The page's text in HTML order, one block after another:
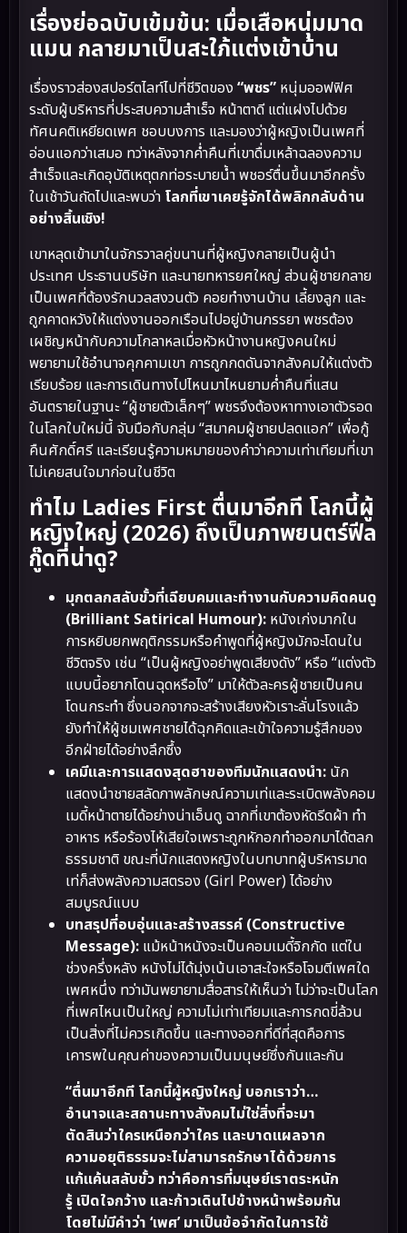
เรื่องย่อฉบับเข้มข้น: เมื่อเสือหนุ่มมาด
แมน กลายมาเป็นสะใภ้แต่งเข้าบ้าน
เรื่องราวส่องสปอร์ตไลท์ไปที่ชีวิตของ “พชร” หนุ่มออฟฟิศ
ระดับผู้บริหารที่ประสบความสำเร็จ หน้าตาดี แต่แฝงไปด้วย
ทัศนคติเหยียดเพศ ชอบบงการ และมองว่าผู้หญิงเป็นเพศที่
อ่อนแอกว่าเสมอ ทว่าหลังจากค่ำคืนที่เขาดื่มเหล้าฉลองความ
สำเร็จและเกิดอุบัติเหตุตกท่อระบายน้ำ พชอร์ตื่นขึ้นมาอีกครั้ง
ในเช้าวันถัดไปและพบว่า โลกที่เขาเคยรู้จักได้พลิกกลับด้าน
อย่างสิ้นเชิง!
เขาหลุดเข้ามาในจักรวาลคู่ขนานที่ผู้หญิงกลายเป็นผู้นำ
ประเทศ ประธานบริษัท และนายทหารยศใหญ่ ส่วนผู้ชายกลาย
เป็นเพศที่ต้องรักนวลสงวนตัว คอยทำงานบ้าน เลี้ยงลูก และ
ถูกคาดหวังให้แต่งงานออกเรือนไปอยู่บ้านภรรยา พชรต้อง
เผชิญหน้ากับความโกลาหลเมื่อหัวหน้างานหญิงคนใหม่
พยายามใช้อำนาจคุกคามเขา การถูกกดดันจากสังคมให้แต่งตัว
เรียบร้อย และการเดินทางไปไหนมาไหนยามค่ำคืนที่แสน
อันตรายในฐานะ “ผู้ชายตัวเล็กๆ” พชรจึงต้องหาทางเอาตัวรอด
ในโลกใบใหม่นี้ จับมือกับกลุ่ม “สมาคมผู้ชายปลดแอก” เพื่อกู้
คืนศักดิ์ศรี และเรียนรู้ความหมายของคำว่าความเท่าเทียมที่เขา
ไม่เคยสนใจมาก่อนในชีวิต
ทำไม Ladies First ตื่นมาอีกที โลกนี้ผู้
หญิงใหญ่ (2026) ถึงเป็นภาพยนตร์ฟีล
กู๊ดที่น่าดู?
มุกตลกสลับขั้วที่เฉียบคมและทำงานกับความคิดคนดู
(Brilliant Satirical Humour): หนังเก่งมากใน
การหยิบยกพฤติกรรมหรือคำพูดที่ผู้หญิงมักจะโดนใน
ชีวิตจริง เช่น “เป็นผู้หญิงอย่าพูดเสียงดัง” หรือ “แต่งตัว
แบบนี้อยากโดนฉุดหรือไง” มาให้ตัวละครผู้ชายเป็นคน
โดนกระทำ ซึ่งนอกจากจะสร้างเสียงหัวเราะลั่นโรงแล้ว
ยังทำให้ผู้ชมเพศชายได้ฉุกคิดและเข้าใจความรู้สึกของ
อีกฝ่ายได้อย่างลึกซึ้ง
เคมีและการแสดงสุดฮาของทีมนักแสดงนำ: นัก
แสดงนำชายสลัดภาพลักษณ์ความเท่และระเบิดพลังคอม
เมดี้หน้าตายได้อย่างน่าเอ็นดู ฉากที่เขาต้องหัดรีดผ้า ทำ
อาหาร หรือร้องไห้เสียใจเพราะถูกหักอกทำออกมาได้ตลก
ธรรมชาติ ขณะที่นักแสดงหญิงในบทบาทผู้บริหารมาด
เท่ก็ส่งพลังความสตรอง (Girl Power) ได้อย่าง
สมบูรณ์แบบ
บทสรุปที่อบอุ่นและสร้างสรรค์ (Constructive
Message): แม้หน้าหนังจะเป็นคอมเมดี้จิกกัด แต่ใน
ช่วงครึ่งหลัง หนังไม่ได้มุ่งเน้นเอาสะใจหรือโจมตีเพศใด
เพศหนึ่ง ทว่ามันพยายามสื่อสารให้เห็นว่า ไม่ว่าจะเป็นโลก
ที่เพศไหนเป็นใหญ่ ความไม่เท่าเทียมและการกดขี่ล้วน
เป็นสิ่งที่ไม่ควรเกิดขึ้น และทางออกที่ดีที่สุดคือการ
เคารพในคุณค่าของความเป็นมนุษย์ซึ่งกันและกัน
“ตื่นมาอีกที โลกนี้ผู้หญิงใหญ่ บอกเราว่า…
อำนาจและสถานะทางสังคมไม่ใช่สิ่งที่จะมา
ตัดสินว่าใครเหนือกว่าใคร และบาดแผลจาก
ความอยุติธรรมจะไม่สามารถรักษาได้ด้วยการ
แก้แค้นสลับขั้ว ทว่าคือการที่มนุษย์เราตระหนัก
รู้ เปิดใจกว้าง และก้าวเดินไปข้างหน้าพร้อมกัน
โดยไม่มีคำว่า ‘เพศ’ มาเป็นข้อจำกัดในการใช้